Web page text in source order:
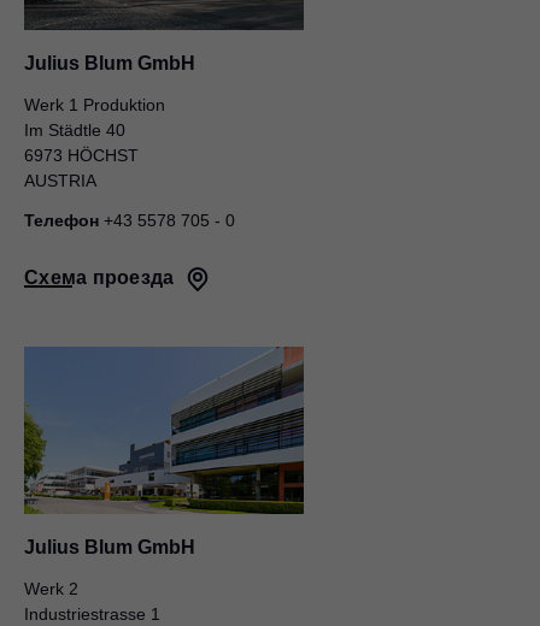
Julius Blum GmbH
Werk 1 Produktion
Im Städtle 40
6973 HÖCHST
AUSTRIA
Телефон +43 5578 705 - 0
Схема проезда
Julius Blum GmbH
Werk 2
Industriestrasse 1